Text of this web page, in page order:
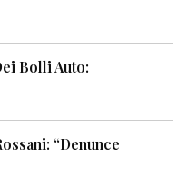
Bolli Auto:
“Denunce